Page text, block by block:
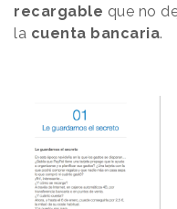
recargable que no
la cuenta bancaria.